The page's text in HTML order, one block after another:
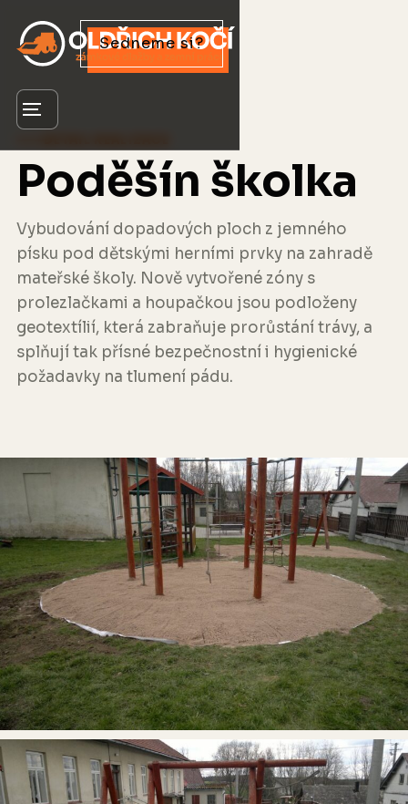
Sedneme si?
Menu
Poděšín školka
Vybudování dopadových ploch z jemného
písku pod dětskými herními prvky na zahradě
mateřské školy. Nově vytvořené zóny s
prolezlačkami a houpačkou jsou podloženy
geotextílií, která zabraňuje prorůstání trávy, a
splňují tak přísné bezpečnostní i hygienické
požadavky na tlumení pádu.